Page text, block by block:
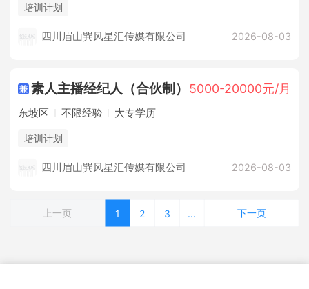
培训计划
四川眉山巽风星汇传媒有限公司 2026-08-03
素人主播经纪人（合伙制） 5000-20000元/月
东坡区 不限经验 大专学历
培训计划
四川眉山巽风星汇传媒有限公司 2026-08-03
上一页 1 2 3 ... 下一页